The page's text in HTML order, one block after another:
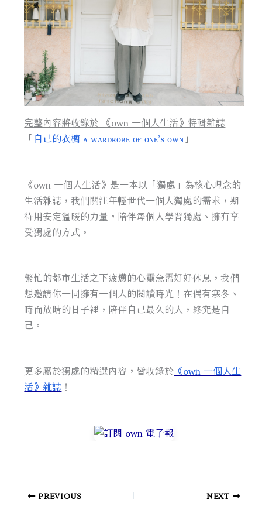
完整內容將收錄於 《own 一個人生活》特輯雜誌
「
自己的衣櫥 ᴀ ᴡᴀʀᴅʀᴏʙᴇ ᴏғ ᴏɴᴇ’s ᴏᴡɴ 」
《own 一個人生活》是一本以「獨處」為核心理念的
生活雜誌，我們關注年輕世代一個人獨處的需求，期
待用安定溫暖的力量，陪伴每個人學習獨處、擁有享
受獨處的方式。
繁忙的都市生活之下疲憊的心靈急需好好休息，我們
想邀請你一同擁有一個人的閱讀時光！在偶有寒冬、
時而放晴的日子裡，陪伴自己最久的人，終究是自
己。
更多屬於獨處的精選內容，皆收錄於 《own 一個人生
活》雜誌 ！
PREVIOUS NEXT